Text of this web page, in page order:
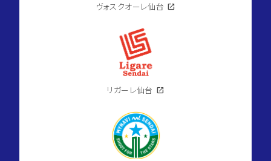
ヴォスクオーレ仙台 open_in_new
リガーレ仙台 open_in_new